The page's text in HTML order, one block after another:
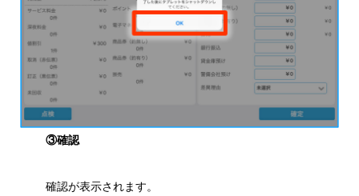
③確認
確認が表示されます。